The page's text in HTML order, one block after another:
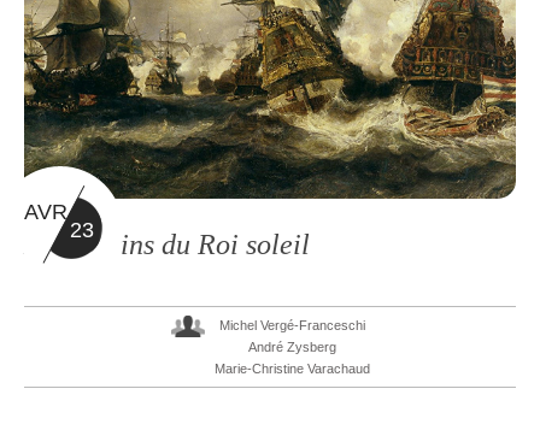
Les Marins du Roi soleil
AVR
23
Michel Vergé-Franceschi
André Zysberg
Marie-Christine Varachaud